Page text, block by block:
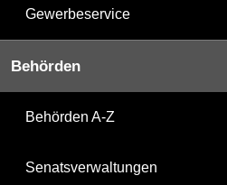
Gewerbeservice
Behörden
Behörden A-Z
Senatsverwaltungen